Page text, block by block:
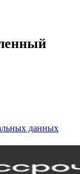
данных